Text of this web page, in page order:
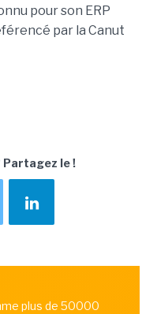
pour son ERP
par la Canut
Partagez le !
plus de 50000